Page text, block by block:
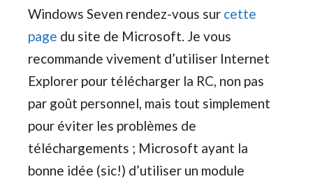
Windows Seven rendez-vous sur cette
page du site de Microsoft. Je vous
recommande vivement d’utiliser Internet
Explorer pour télécharger la RC, non pas
par goût personnel, mais tout simplement
pour éviter les problèmes de
téléchargements ; Microsoft ayant la
bonne idée (sic!) d’utiliser un module